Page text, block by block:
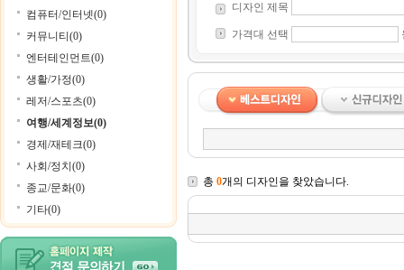
컴퓨터/인터넷(0)
커뮤니티(0)
엔터테인먼트(0)
생활/가정(0)
레저/스포츠(0)
여행/세계정보(0)
경제/재테크(0)
사회/정치(0)
종교/문화(0)
기타(0)
디자인 제목
가격대 선택
총 0개의 디자인을 찾았습니다.